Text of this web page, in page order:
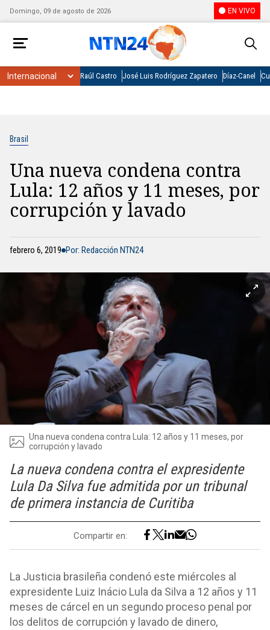
Domingo, 09 de agosto de 2026 EN VIVO
Raúl Castro José Luis Rodríguez Zapatero Díaz-Canel
Brasil
Una nueva condena contra
Lula: 12 años y 11 meses, por
corrupción y lavado
febrero 6, 2019 Por: Redacción NTN24
Una nueva condena contra Lula: 12 años y 11 meses, por
corrupción y lavado
La nueva condena contra el expresidente
Lula Da Silva fue admitida por un tribunal
de primera instancia de Curitiba
Compartir en:
La Justicia brasileña condenó este miércoles al
expresidente Luiz Inácio Lula da Silva a 12 años y 11
meses de cárcel en un segundo proceso penal por
los delitos de corrupción y lavado de dinero,